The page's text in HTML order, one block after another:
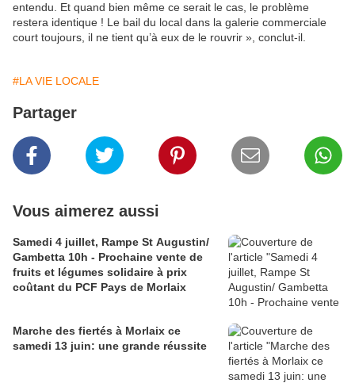
entendu. Et quand bien même ce serait le cas, le problème
restera identique ! Le bail du local dans la galerie commerciale
court toujours, il ne tient qu’à eux de le rouvrir », conclut-il.
#LA VIE LOCALE
Partager
Vous aimerez aussi
Samedi 4 juillet, Rampe St Augustin/
Gambetta 10h - Prochaine vente de
fruits et légumes solidaire à prix
coûtant du PCF Pays de Morlaix
Marche des fiertés à Morlaix ce
samedi 13 juin: une grande réussite